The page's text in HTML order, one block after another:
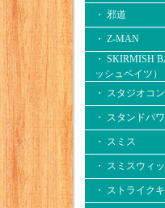
・ 邪道
・ Z-MAN
・ SKIRMISH
ッシュベイツ）
・ スタジオコ
・ スタンドパ
・ スミス
・ スミスウィ
・ ストライク